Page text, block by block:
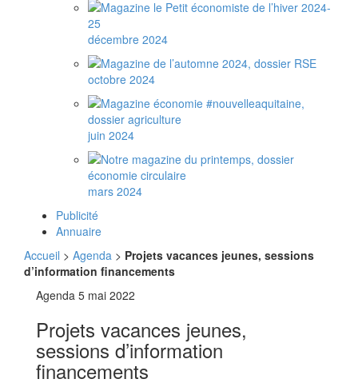
décembre 2024
octobre 2024
juin 2024
mars 2024
Publicité
Annuaire
Accueil > Agenda > Projets vacances jeunes, sessions
d’information financements
Agenda 5 mai 2022
Projets vacances jeunes,
sessions d’information
financements